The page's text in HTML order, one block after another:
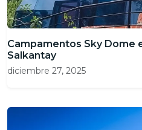
Campamentos Sky Dome
Salkantay
diciembre 27, 2025